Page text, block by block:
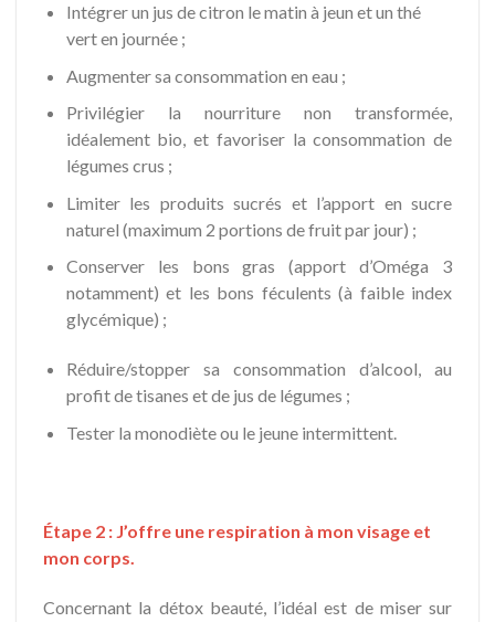
Intégrer un jus de citron le matin à jeun et un thé
vert en journée ;
Augmenter sa consommation en eau ;
Privilégier la nourriture non transformée,
idéalement bio, et favoriser la consommation de
légumes crus ;
Limiter les produits sucrés et l’apport en sucre
naturel (maximum 2 portions de fruit par jour) ;
Conserver les bons gras (apport d’Oméga 3
notamment) et les bons féculents (à faible index
glycémique) ;
Réduire/stopper sa consommation d’alcool, au
profit de tisanes et de jus de légumes ;
Tester la monodiète ou le jeune intermittent.
Étape 2 : J’offre une respiration à mon visage et
mon corps.
Concernant la détox beauté, l’idéal est de miser sur